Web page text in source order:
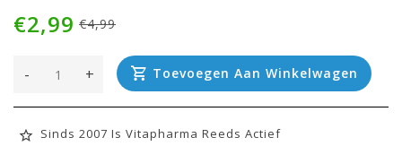
€4,99
€2,99
+
- Toevoegen Aan Winkelwagen
Sinds 2007 Is Vitapharma Reeds Actief